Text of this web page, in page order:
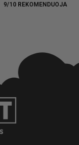
9/10 REKOMENDUOJA